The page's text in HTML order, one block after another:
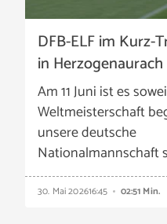
DFB-ELF im Kurz-
in Herzogenaurach
Am 11 Juni ist es
Weltmeisterschaft
unsere deutsche
Nationalmannschaft
30. Mai 202616:45 02:51 Min.